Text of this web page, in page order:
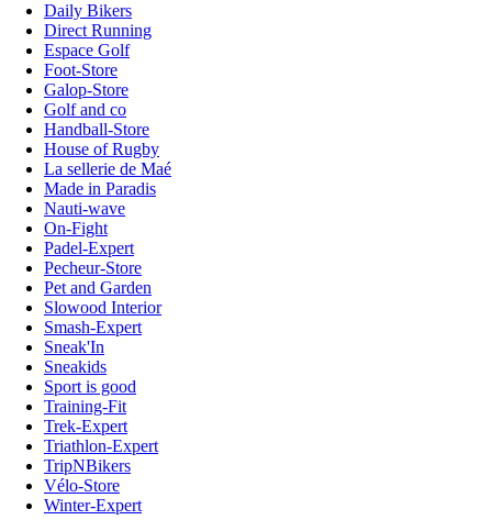
Daily Bikers
Direct Running
Espace Golf
Foot-Store
Galop-Store
Golf and co
Handball-Store
House of Rugby
La sellerie de Maé
Made in Paradis
Nauti-wave
On-Fight
Padel-Expert
Pecheur-Store
Pet and Garden
Slowood Interior
Smash-Expert
Sneak'In
Sneakids
Sport is good
Training-Fit
Trek-Expert
Triathlon-Expert
TripNBikers
Vélo-Store
Winter-Expert